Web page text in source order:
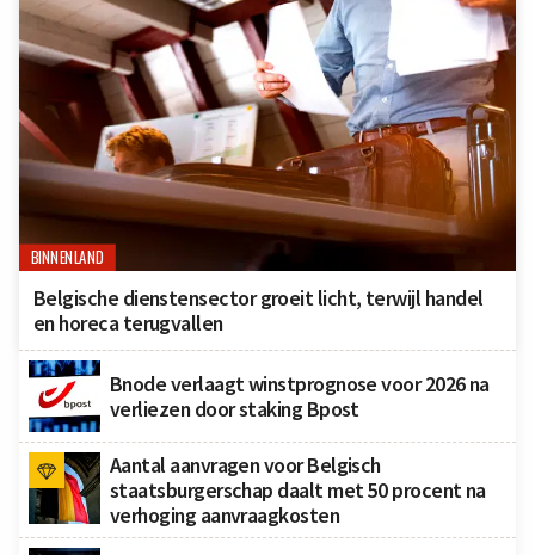
BINNENLAND
Belgische dienstensector groeit licht, terwijl handel
en horeca terugvallen
Bnode verlaagt winstprognose voor 2026 na
verliezen door staking Bpost
Aantal aanvragen voor Belgisch
staatsburgerschap daalt met 50 procent na
verhoging aanvraagkosten